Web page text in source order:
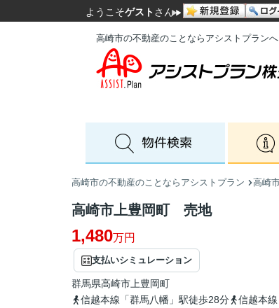
ようこそゲスト さん
高崎市の不動産のことならアシストプラン
高崎市の不動産のことならアシストプラン 高崎
高崎市上豊岡町 売地
1,480万円
支払いシミュレーション
群馬県高崎市 上豊岡町
信越本線「群馬八幡」駅徒歩28分
信越本